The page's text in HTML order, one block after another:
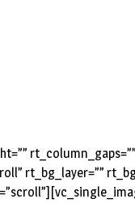
rt_bg_layer=””